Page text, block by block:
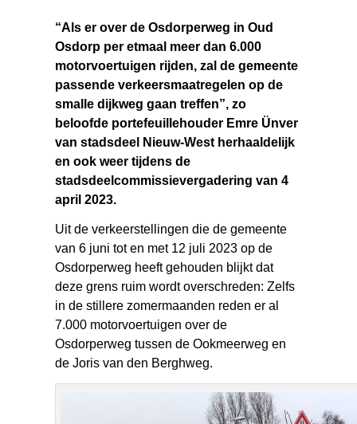
“Als er over de Osdorperweg in Oud
Osdorp per etmaal meer dan 6.000
motorvoertuigen rijden, zal de gemeente
passende verkeersmaatregelen op de
smalle dijkweg gaan treffen”, zo
beloofde portefeuillehouder Emre Ünver
van stadsdeel Nieuw-West herhaaldelijk
en ook weer tijdens de
stadsdeelcommissievergadering van 4
april 2023.
Uit de verkeerstellingen die de gemeente
van 6 juni tot en met 12 juli 2023 op de
Osdorperweg heeft gehouden blijkt dat
deze grens ruim wordt overschreden: Zelfs
in de stillere zomermaanden reden er al
7.000 motorvoertuigen over de
Osdorperweg tussen de Ookmeerweg en
de Joris van den Berghweg.